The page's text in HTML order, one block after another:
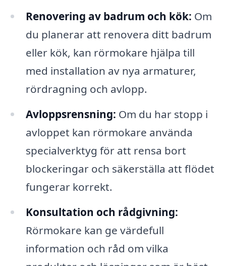
Renovering av badrum och kök: Om
du planerar att renovera ditt badrum
eller kök, kan rörmokare hjälpa till
med installation av nya armaturer,
rördragning och avlopp.
Avloppsrensning: Om du har stopp i
avloppet kan rörmokare använda
specialverktyg för att rensa bort
blockeringar och säkerställa att flödet
fungerar korrekt.
Konsultation och rådgivning:
Rörmokare kan ge värdefull
information och råd om vilka